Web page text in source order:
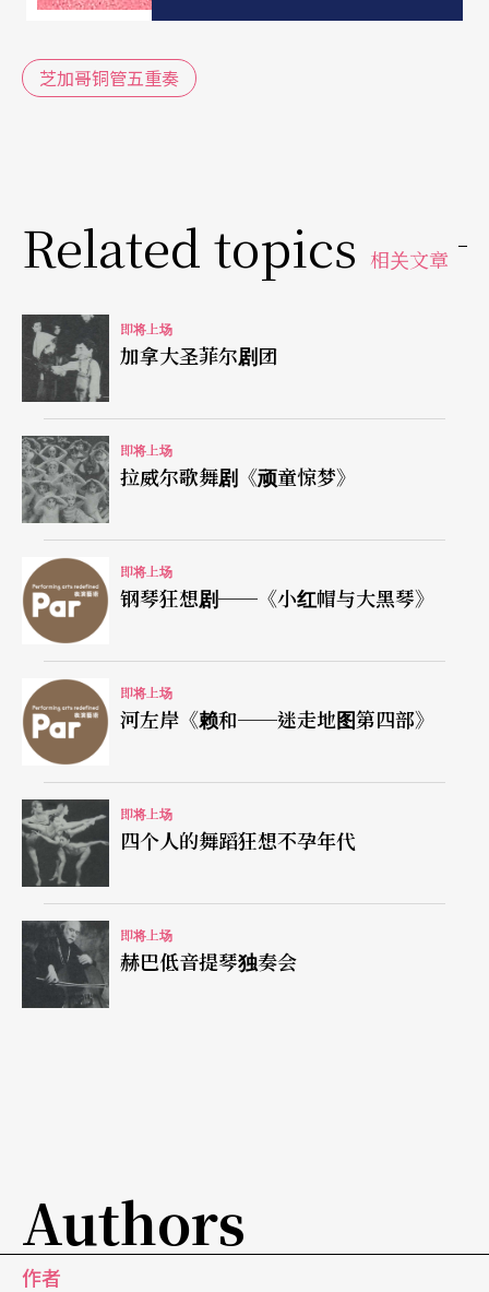
芝加哥铜管五重奏
Related topics 相关文章
即将上场
加拿大圣菲尔剧团
即将上场
拉威尔歌舞剧《顽童惊梦》
即将上场
钢琴狂想剧──《小红帽与大黑琴》
即将上场
河左岸《赖和──迷走地图第四部》
即将上场
四个人的舞蹈狂想不孕年代
即将上场
赫巴低音提琴独奏会
Authors
作者